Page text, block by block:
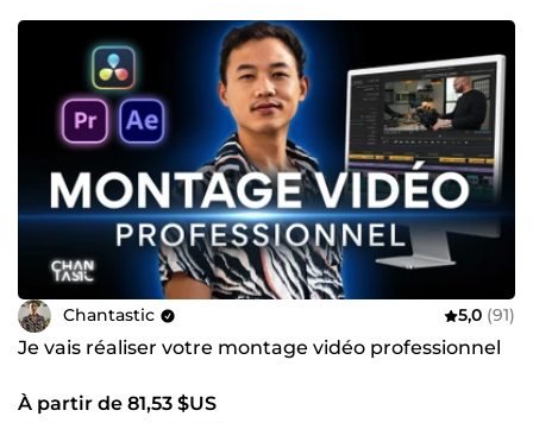
Chantastic 5,0 (91)
Je vais réaliser votre montage vidéo professionnel
À partir de 81,53 $US